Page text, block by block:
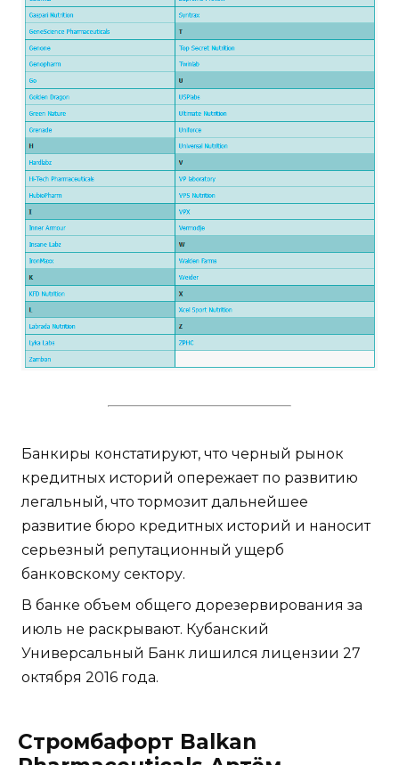
Банкиры констатируют, что черный рынок
кредитных историй опережает по развитию
легальный, что тормозит дальнейшее
развитие бюро кредитных историй и наносит
серьезный репутационный ущерб
банковскому сектору.
В банке объем общего дорезервирования за
июль не раскрывают. Кубанский
Универсальный Банк лишился лицензии 27
октября 2016 года.
Стромбафорт Balkan